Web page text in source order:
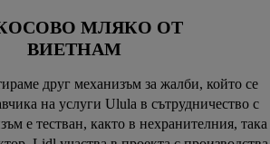
МЛЯКО ОТ
ВИЕТНАМ
друг механизъм за жалби, който се
на услуги Ulula в сътрудничество с
е тестван, както в нехранителния, така